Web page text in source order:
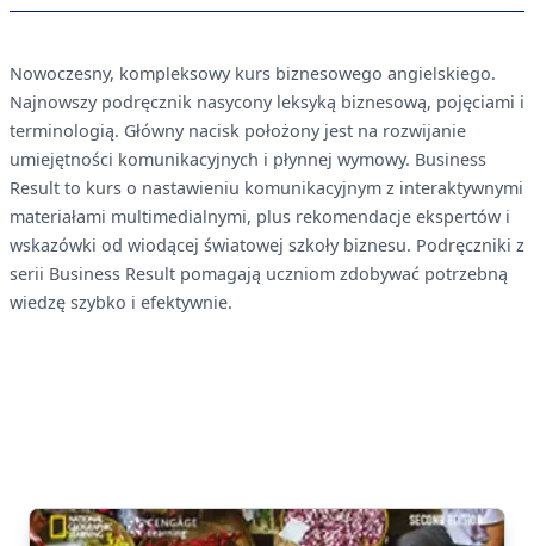
Nowoczesny, kompleksowy kurs biznesowego angielskiego.
Najnowszy podręcznik nasycony leksyką biznesową, pojęciami i
terminologią. Główny nacisk położony jest na rozwijanie
umiejętności komunikacyjnych i płynnej wymowy. Business
Result to kurs o nastawieniu komunikacyjnym z interaktywnymi
materiałami multimedialnymi, plus rekomendacje ekspertów i
wskazówki od wiodącej światowej szkoły biznesu. Podręczniki z
serii Business Result pomagają uczniom zdobywać potrzebną
wiedzę szybko i efektywnie.